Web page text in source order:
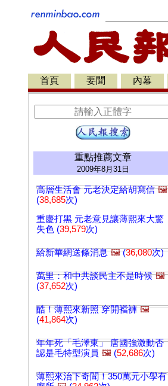
首頁 要聞 內幕
重點推薦文章
2009年8月31日
高層生活會 元老決定給胡寫信 🖼️
(38,685次)
重慶打黑 元老意見讓薄熙來大驚
失色 (39,579次)
給新華網送條消息 🖼️(36,080次)
萬里：和中共談民主不是時候 🖼️
(37,652次)
酷！薄熙來新照 穿開襠褲 🖼️
(41,864次)
年年死「毛澤東」 唐國強激動否
認是毛特型演員 🖼️ (52,686次)
薄熙來治下奇聞！350萬元小學有